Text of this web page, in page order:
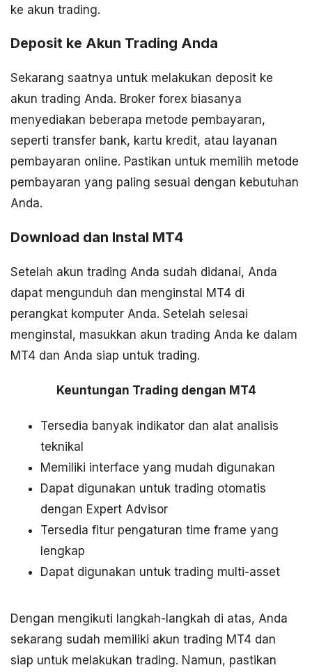
ke akun trading.
Deposit ke Akun Trading Anda
Sekarang saatnya untuk melakukan deposit ke
akun trading Anda. Broker forex biasanya
menyediakan beberapa metode pembayaran,
seperti transfer bank, kartu kredit, atau layanan
pembayaran online. Pastikan untuk memilih metode
pembayaran yang paling sesuai dengan kebutuhan
Anda.
Download dan Instal MT4
Setelah akun trading Anda sudah didanai, Anda
dapat mengunduh dan menginstal MT4 di
perangkat komputer Anda. Setelah selesai
menginstal, masukkan akun trading Anda ke dalam
MT4 dan Anda siap untuk trading.
Keuntungan Trading dengan MT4
Tersedia banyak indikator dan alat analisis
teknikal
Memiliki interface yang mudah digunakan
Dapat digunakan untuk trading otomatis
dengan Expert Advisor
Tersedia fitur pengaturan time frame yang
lengkap
Dapat digunakan untuk trading multi-asset
Dengan mengikuti langkah-langkah di atas, Anda
sekarang sudah memiliki akun trading MT4 dan
siap untuk melakukan trading. Namun, pastikan